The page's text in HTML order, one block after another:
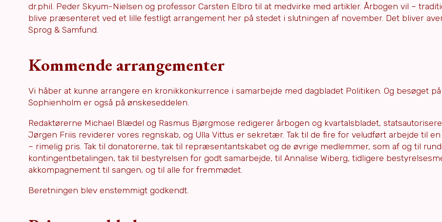
dr.phil. Peder Skyum-Nielsen og professor Carsten Elbro til at medvirke med artikler. Årbogen vil –
blive præsenteret ved et lille festligt arrangement her på stedet i slutningen af november. Det bliver
Sprog & Samfund.
Kommende arrangementer
Vi håber at kunne arrangere en kronikkonkurrence i samarbejde med dagbladet Politiken. Og besøget på
Sophienholm er også på ønskeseddelen.
Redaktørerne Michael Blædel og Rasmus Bjørgmose redigerer årbogen og kvartalsbladet,
Jørgen Friis reviderer vores regnskab, og Ulla Vittus er sekretær. Tak til de fire for veludført arbejde til
– rimelig pris. Tak til donatorerne, tak til repræsentantskabet og de øvrige medlemmer, som af og til
kontingentbetalingen, tak til bestyrelsen for godt samarbejde, til Annalise Wiberg, tidligere
akkompagnement til sangen, og til alle for fremmødet.
Beretningen blev enstemmigt godkendt.